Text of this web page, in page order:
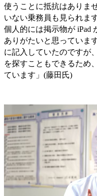
使うことに抵抗はありま
いない乗務員も見られま
個人的には掲示物が iPad
ありがたいと思っていま
に記入していたのですが
を探すこともできるため
ています」(藤田氏)